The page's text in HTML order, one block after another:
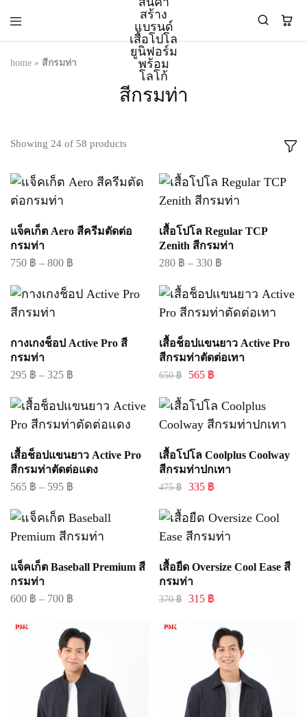
Polomaker
สินค้า
สร้าง
เสื้อ
โปโล
โลโก้
ยูนิฟอร์ม
บริษัท
ISO9001
และ
เขียว
ระดับ
home » สีกรมท่า
สีกรมท่า
Showing 24 of 58 products
แจ็คเก็ต Aero สีครีมตัดต่อ
กรมท่า
750 ฿ – 800 ฿
เสื้อโปโล Regular TCP
Zenith สีกรมท่า
280 ฿ – 330 ฿
กางเกงช็อป Active Pro สี
กรมท่า
295 ฿ – 325 ฿
เสื้อช็อปแขนยาว Active Pro
สีกรมท่าตัดต่อเทา
650฿ 565 ฿
เสื้อช็อปแขนยาว Active Pro
สีกรมท่าตัดต่อแดง
565 ฿ – 595 ฿
เสื้อโปโล Coolplus Coolway
สีกรมท่าปกเทา
475฿ 335 ฿
แจ็คเก็ต Baseball Premium สี
กรมท่า
600 ฿ – 700 ฿
เสื้อยืด Oversize Cool Ease สี
กรมท่า
370฿ 315 ฿